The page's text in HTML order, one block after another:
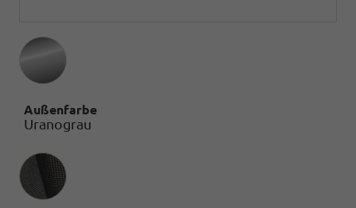
Außenfarbe
Uranograu
Innenausstattung